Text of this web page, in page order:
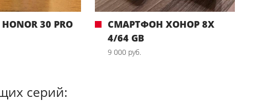
30 PRO
СМАРТФОН ХОНОР 8X
4/64 GB
9 000 руб.
серий: